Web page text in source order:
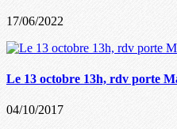
17/06/2022
Le 13 octobre 13h, rdv porte
04/10/2017